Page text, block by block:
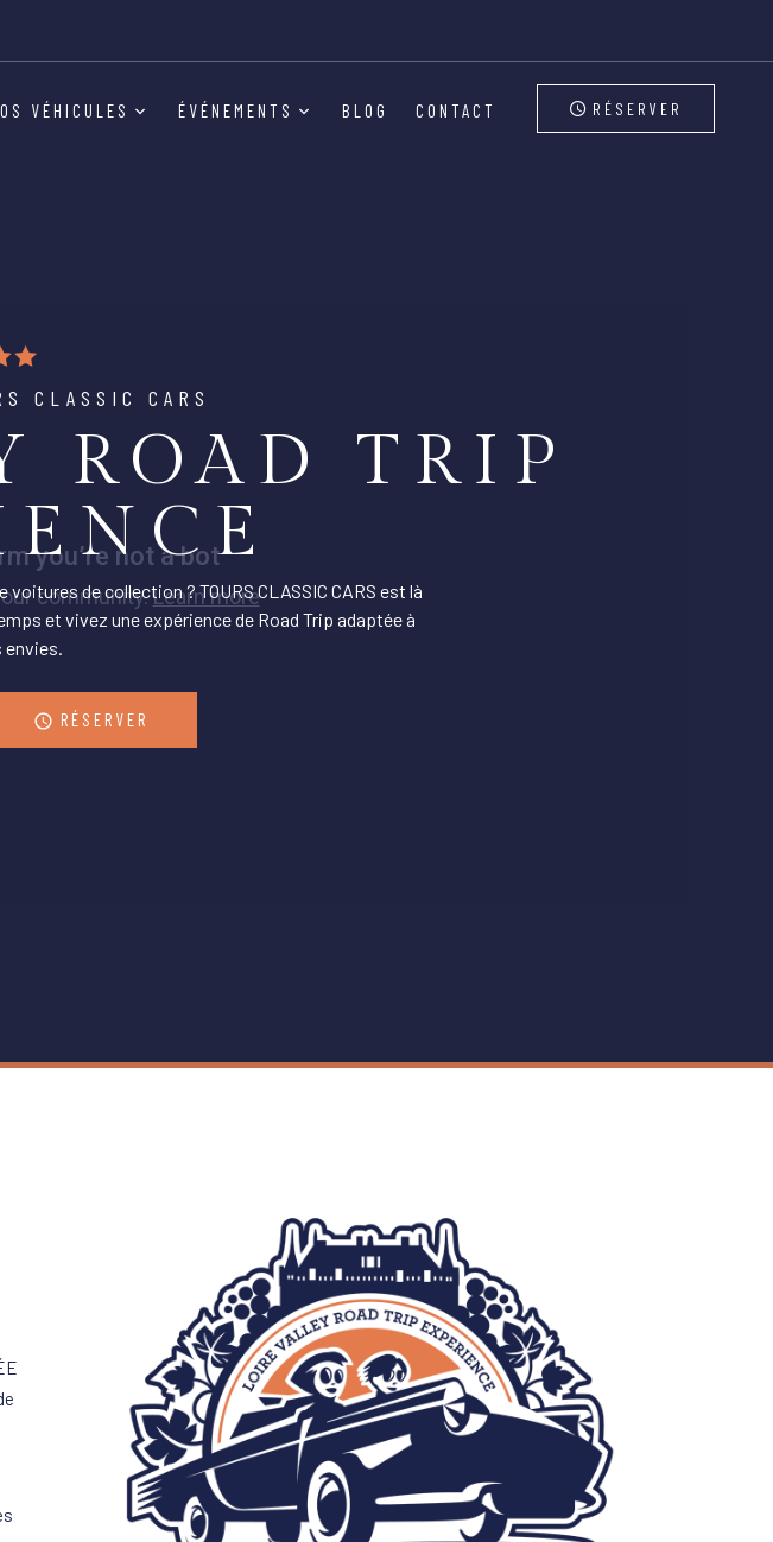
RÉSERVER
VÉHICULES ÉVÉNEMENTS BLOG CONTACT
CLASSIC CARS
ROAD TRIP
access_time RÉSERVER
de collection ? TOURS CLASSIC CARS est là
et vivez une expérience de Road Trip adaptée à
envies.